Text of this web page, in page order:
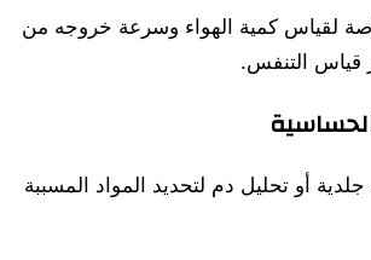
لقياس كمية الهواء وسرعة خروجه من
قياس التنفس.
الحساسية
أو تحليل دم لتحديد المواد المسببة